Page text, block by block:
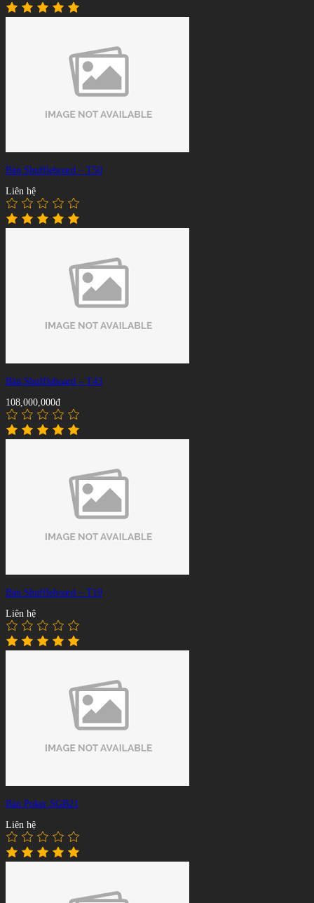
Bàn Shuffleboard – T50
Liên hệ
Bàn Shuffleboard – T43
108,000,000đ
Bàn Shuffleboard – T19
Liên hệ
Bàn Poker SGB21
Liên hệ